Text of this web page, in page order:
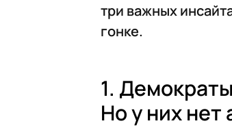
три важных
гонке.
1.
Но у них нет